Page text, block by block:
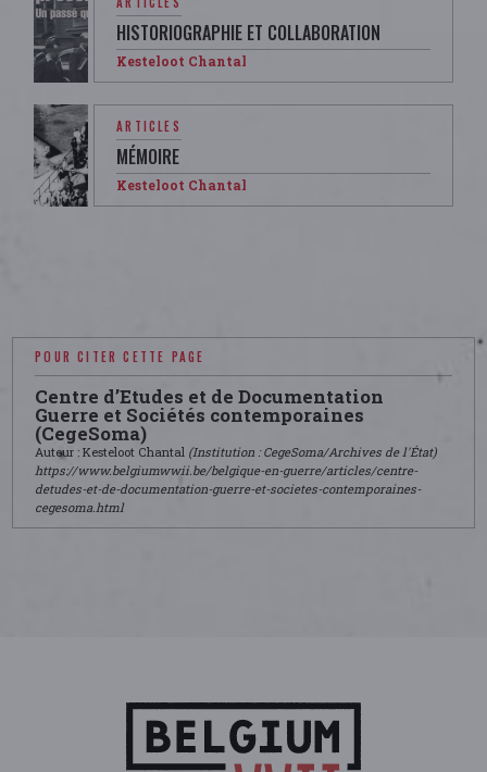
HISTORIOGRAPHIE ET COLLABORATION
Kesteloot Chantal
ARTICLES
MÉMOIRE
Kesteloot Chantal
POUR CITER CETTE PAGE
Centre d’Etudes et de Documentation
Guerre et Sociétés contemporaines
(CegeSoma)
Auteur : Kesteloot Chantal (Institution : CegeSoma/Archives de l'État)
https://www.belgiumwwii.be/belgique-en-guerre/articles/centre-
detudes-et-de-documentation-guerre-et-societes-contemporaines-
cegesoma.html